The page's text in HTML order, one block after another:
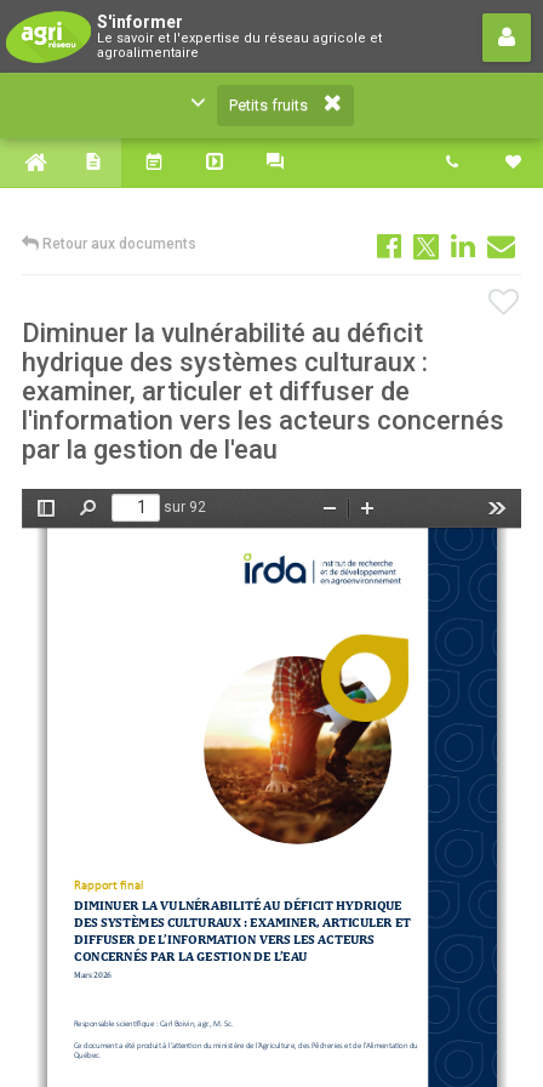
S'informer
Le savoir et l'expertise du réseau agricole et
agroalimentaire
Le savoir et l'expertise du réseau agricole et
agroalimentaire
Petits fruits
Retour aux documents
Diminuer la vulnérabilité au déficit
hydrique des systèmes culturaux :
examiner, articuler et diffuser de
l'information vers les acteurs concernés
par la gestion de l'eau
Afficher/Masquer
Rechercher
sur 92
Outils
ZoomZoom
Responsable scientifique : Carl Boivin, agr., M. Sc.
Ce document a été produit à l’attention du ministère de l’Agriculture, des Pêcheries et de l’Alimentation du
Québec.
Rapport final
DIMINUER LA VULNÉRABILITÉ AU DÉFICIT HYDRIQUE
DES SYSTÈMES CULTURAUX : EXAMINER, ARTICULER ET
DIFFUSER DE L’INFORMATION VERS LES ACTEURS
CONCERNÉS PAR LA GESTION DE L’EAU
Mars 2026